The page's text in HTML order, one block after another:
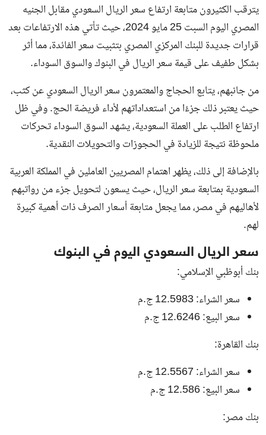
يترقب الكثيرون متابعة ارتفاع سعر الريال السعودي مقابل الجنيه
المصري اليوم السبت 25 مايو 2024، حيث تأتي هذه الارتفاعات بعد
قرارات جديدة للبنك المركزي المصري بتثبيت سعر الفائدة، مما أثر
بشكل طفيف على قيمة سعر الريال في البنوك والسوق السوداء.
من جانبهم، يتابع الحجاج والمعتمرون سعر الريال السعوديعن كثب،
حيث يعتبر ذلك جزءًا من استعداداتهم لأداء فريضة الحج. وفي ظل
ارتفاع الطلب على العملة السعودية، يشهد السوق السوداء تحركات
ملحوظة نتيجة للزيادة في الحجوزات والتحويلات النقدية.
بالإضافة إلى ذلك، يظهر اهتمام المصريين العاملين في المملكة العربية
السعودية بمتابعة سعر الريال، حيث يسعون لتحويل جزء من رواتبهم
لأهاليهم في مصر، مما يجعل متابعة أسعار الصرف ذات أهمية كبيرة
لهم.
سعر الريال السعودي اليوم في البنوك
بنك أبوظبي الإسلامي:
سعر الشراء: 12.5983 ج.م
سعر البيع: 12.6246 ج.م
بنك القاهرة:
سعر الشراء: 12.5567 ج.م
سعر البيع: 12.586 ج.م
بنك مصر: